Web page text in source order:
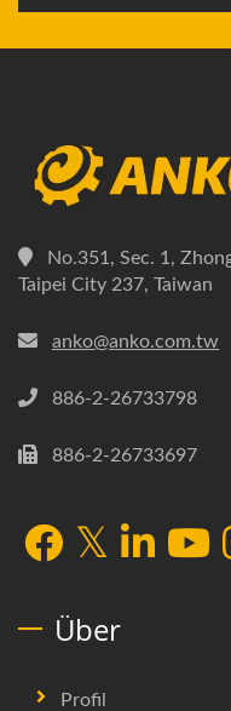
No.351, Sec. 1,
Taipei City 237, Taiwan
anko@anko.com.tw
886-2-26733798
886-2-26733697
Über
Profil